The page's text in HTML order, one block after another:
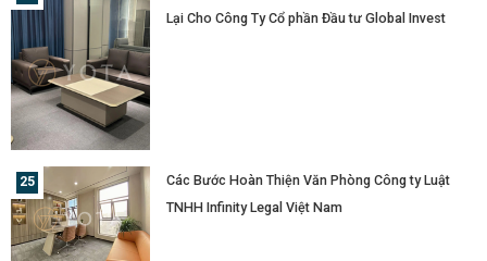
Lại Cho Công Ty Cổ phần Đầu tư Global Invest
Các Bước Hoàn Thiện Văn Phòng Công ty Luật
TNHH Infinity Legal Việt Nam